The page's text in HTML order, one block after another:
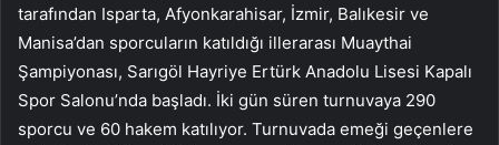
tarafından Isparta, Afyonkarahisar, İzmir, Balıkesir ve
Manisa’dan sporcuların katıldığı illerarası Muaythai
Şampiyonası, Sarıgöl Hayriye Ertürk Anadolu Lisesi Kapalı
Spor Salonu’nda başladı. İki gün süren turnuvaya 290
sporcu ve 60 hakem katılıyor. Turnuvada emeği geçenlere